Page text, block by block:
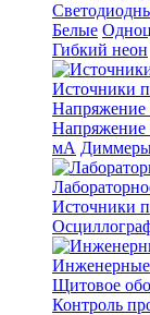
Белые
Гибкий неон
Источники
Напряжение
Напряжение
мА
Источники
Щитовое
Контроль